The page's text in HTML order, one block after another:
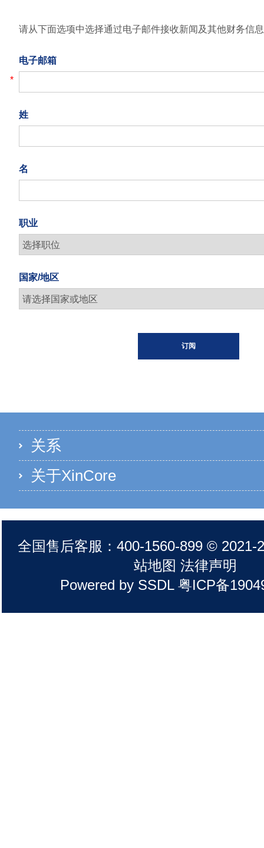
请从下面选项中选择通过电子邮件接收新闻及其他财务信
电子邮箱
*
姓
名
职业
国家/地区
订阅
关系
关于XinCore
全国售后客服：400-1560-899 © 2021-
站地图 法律声明
Powered by SSDL 粤ICP备